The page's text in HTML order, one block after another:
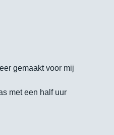
gemaakt voor mij
met een half uur